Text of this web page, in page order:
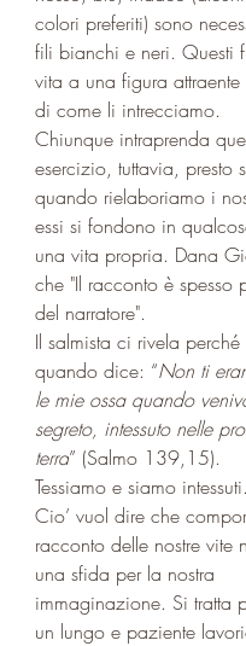
colori preferiti) sono
fili bianchi e neri. Questi
vita a una figura
di come li intrecciamo.
Chiunque intraprenda
esercizio, tuttavia, presto
quando rielaboriamo i
essi si fondono in
una vita propria. Dana
che "Il racconto è spesso
del narratore".
Il salmista ci rivela
quando dice: “Non ti
le mie ossa quando
segreto, intessuto nelle
terra” (Salmo 139,15).
Tessiamo e siamo intessuti.
Cio’ vuol dire che
racconto delle nostre vite
una sfida per la nostra
immaginazione. Si tratta
un lungo e paziente